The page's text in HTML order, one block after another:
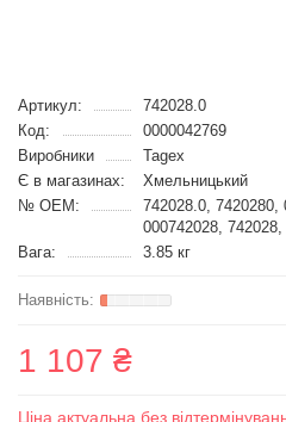
Артикул:
742028.0
Код:
0000042769
Виробники
Tagex
Є в магазинах:
Хмельницький
№ OEM:
742028.0, 7420280,
000742028,
Вага:
3.85 кг
1 107 ₴
Ціна актуальна без